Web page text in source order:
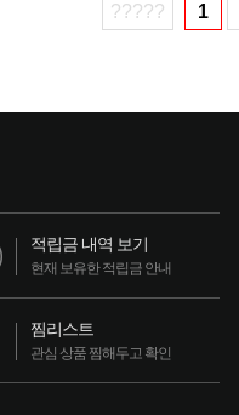
????? 1
적립금 내역 보기
현재 보유한 적립금 안내
찜리스트
관심 상품 찜해두고 확인